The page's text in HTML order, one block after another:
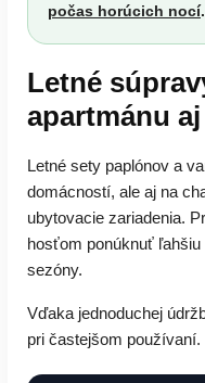
počas horúcich nocí.
Letné
apartmánu
Letné sety paplónov a
domácností, ale aj na
ubytovacie zariadenia.
hosťom ponúknuť
sezóny.
Vďaka jednoduchej
pri častejšom používaní.